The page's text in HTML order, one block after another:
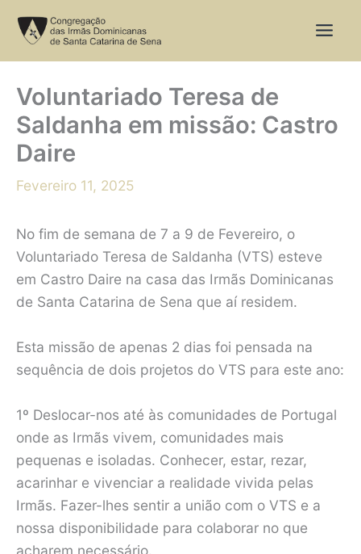
Voluntariado Teresa de
Saldanha em missão: Castro
Daire
Fevereiro 11, 2025
No fim de semana de 7 a 9 de Fevereiro, o
Voluntariado Teresa de Saldanha (VTS) esteve
em Castro Daire na casa das Irmãs Dominicanas
de Santa Catarina de Sena que aí residem.
Esta missão de apenas 2 dias foi pensada na
sequência de dois projetos do VTS para este ano:
1º Deslocar-nos até às comunidades de Portugal
onde as Irmãs vivem, comunidades mais
pequenas e isoladas. Conhecer, estar, rezar,
acarinhar e vivenciar a realidade vivida pelas
Irmãs. Fazer-lhes sentir a união com o VTS e a
nossa disponibilidade para colaborar no que
acharem necessário.